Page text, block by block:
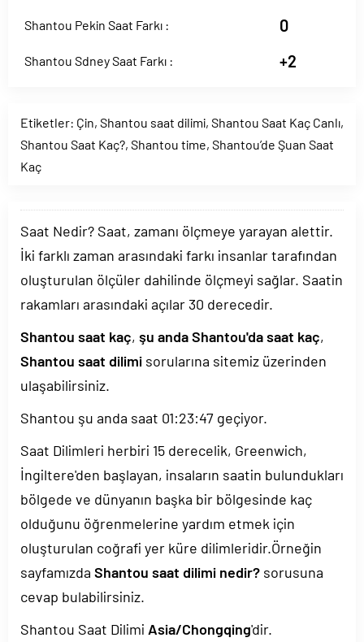
Shantou Pekin Saat Farkı : 0
Shantou Sdney Saat Farkı : +2
Etiketler: Çin, Shantou saat dilimi, Shantou Saat Kaç Canlı,
Shantou Saat Kaç?, Shantou time, Shantou’de Şuan Saat
Kaç
Saat Nedir? Saat, zamanı ölçmeye yarayan alettir.
İki farklı zaman arasındaki farkı insanlar tarafından
oluşturulan ölçüler dahilinde ölçmeyi sağlar. Saatin
rakamları arasındaki açılar 30 derecedir.
Shantou saat kaç, şu anda Shantou'da saat kaç,
Shantou saat dilimi sorularına sitemiz üzerinden
ulaşabilirsiniz.
Shantou şu anda saat 01:23:47 geçiyor.
Saat Dilimleri herbiri 15 derecelik, Greenwich,
İngiltere'den başlayan, insaların saatin bulundukları
bölgede ve dünyanın başka bir bölgesinde kaç
olduğunu öğrenmelerine yardım etmek için
oluşturulan coğrafi yer küre dilimleridir.Örneğin
sayfamızda Shantou saat dilimi nedir? sorusuna
cevap bulabilirsiniz.
Shantou Saat Dilimi Asia/Chongqing'dir.